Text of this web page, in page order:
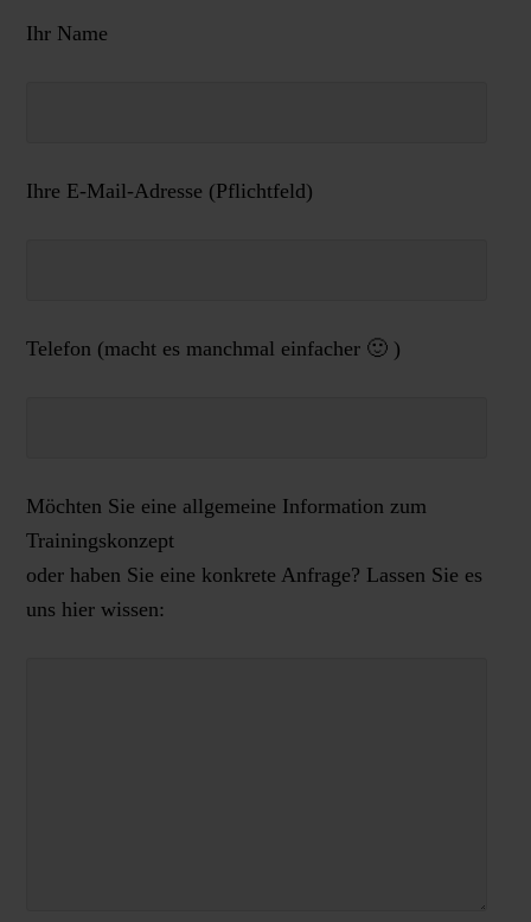
Ihr Name
Ihre E-Mail-Adresse (Pflichtfeld)
Telefon (macht es manchmal einfacher 🙂 )
Möchten Sie eine allgemeine Information zum
Trainingskonzept
oder haben Sie eine konkrete Anfrage? Lassen Sie es
uns hier wissen: